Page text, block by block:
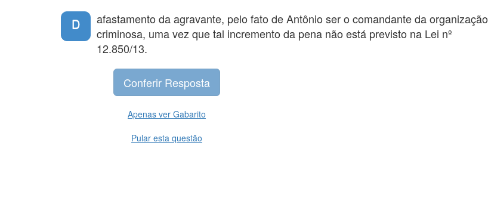
D
afastamento da agravante, pelo fato de Antônio ser o comandante da organização
criminosa, uma vez que tal incremento da pena não está previsto na Lei nº
12.850/13.
Apenas ver Gabarito
Pular esta questão